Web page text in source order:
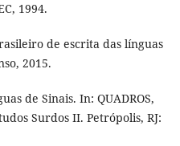
1994.
de escrita das línguas
2015.
de Sinais. In: QUADROS,
Surdos II. Petrópolis, RJ: